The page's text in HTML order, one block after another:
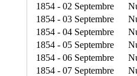
1854 - 02 Septembre
1854 - 03 Septembre
1854 - 04 Septembre
1854 - 05 Septembre
1854 - 06 Septembre
1854 - 07 Septembre